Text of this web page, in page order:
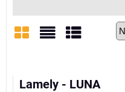
Lamely - LUNA